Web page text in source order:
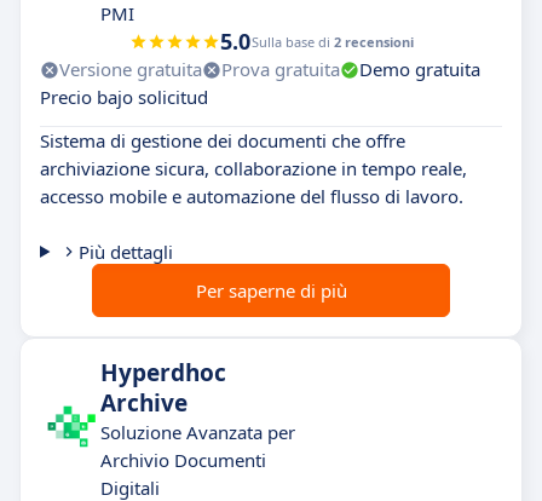
PMI
5.0Sulla base di 2 recensioni
Versione gratuita Prova gratuita
Demo gratuita
Precio bajo solicitud
Sistema di gestione dei documenti che offre
archiviazione sicura, collaborazione in tempo reale,
accesso mobile e automazione del flusso di lavoro.
Più dettagli
Per saperne di più
Hyperdhoc
Archive
Soluzione Avanzata per
Archivio Documenti
Digitali